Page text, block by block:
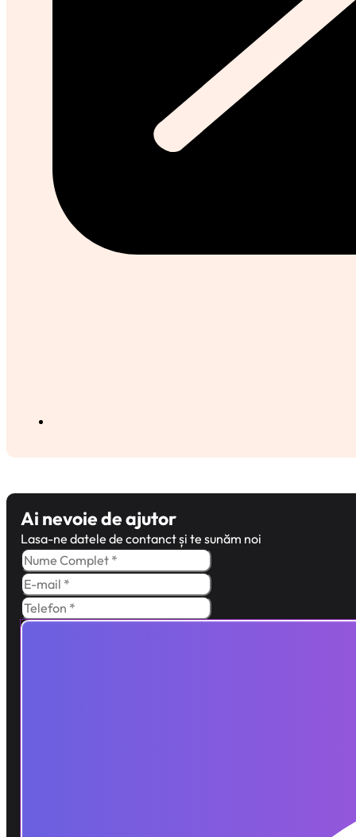
Ai nevoie de ajutor
Lasa-ne datele de contanct și te sunăm noi